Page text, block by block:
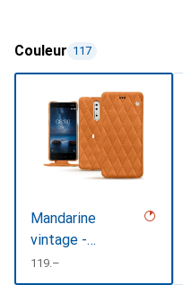
Couleur 117
Mandarine
vintage -
Couture
CHF
119.–